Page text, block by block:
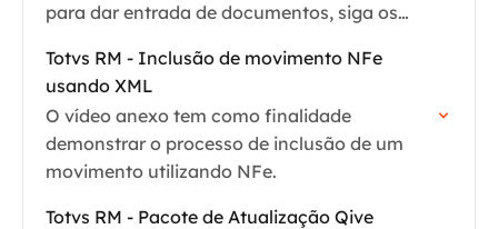
para dar entrada de documentos, siga os
Totvs RM - Inclusão de movimento NFe
usando XML
O vídeo anexo tem como finalidade
demonstrar o processo de inclusão de um
movimento utilizando NFe.
Totvs RM - Pacote de Atualização Qive